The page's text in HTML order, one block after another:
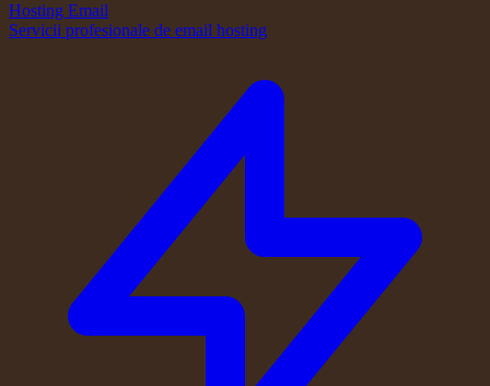
Hosting Email
Servicii profesionale de email hosting